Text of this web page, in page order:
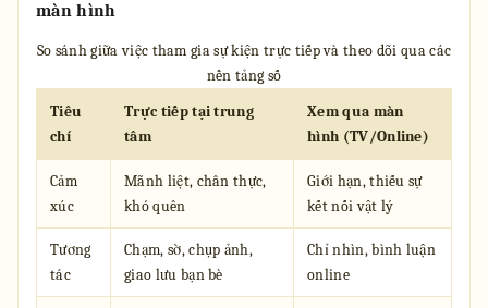
màn hình
So sánh giữa việc tham gia sự kiện trực tiếp và theo dõi qua các
nền tảng số
Tiêu
chí
Trực tiếp tại trung
tâm
Xem qua màn
hình (TV/Online)
Cảm
xúc
Mãnh liệt, chân thực,
khó quên
Giới hạn, thiếu sự
kết nối vật lý
Tương
tác
Chạm, sờ, chụp ảnh,
giao lưu bạn bè
Chỉ nhìn, bình luận
online